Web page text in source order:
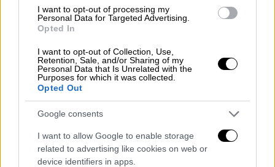
I want to opt-out of processing my
Personal Data for Targeted Advertising.
Opted In
I want to opt-out of Collection, Use,
Retention, Sale, and/or Sharing of my
Personal Data that Is Unrelated with the
Purposes for which it was collected.
Opted Out
Google consents
I want to allow Google to enable storage
related to advertising like cookies on web or
device identifiers in apps.
Ο τίτλος είναι γρίφος και ταυτόχρονα η
αλήθεια ενός εκ των βασικών ηρώων. Θα τον
ανακαλύψουν οι τηλεθεατές σταδιακά. Είναι
ένα μυστικό του συγκεκριμένου ήρωα που
μοιράζεται με την αγαπημένη του μέσα σε 8
λέξεις.